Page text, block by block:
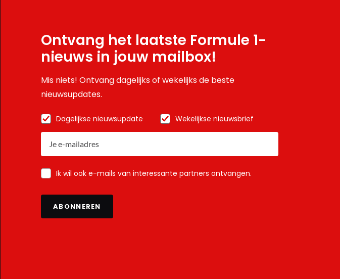
Ontvang het laatste Formule 1-
nieuws in jouw mailbox!
Mis niets! Ontvang dagelijks of wekelijks de beste
nieuwsupdates.
Dagelijkse nieuwsupdate Wekelijkse nieuwsbrief
Ik wil ook e-mails van interessante partners ontvangen.
ABONNEREN